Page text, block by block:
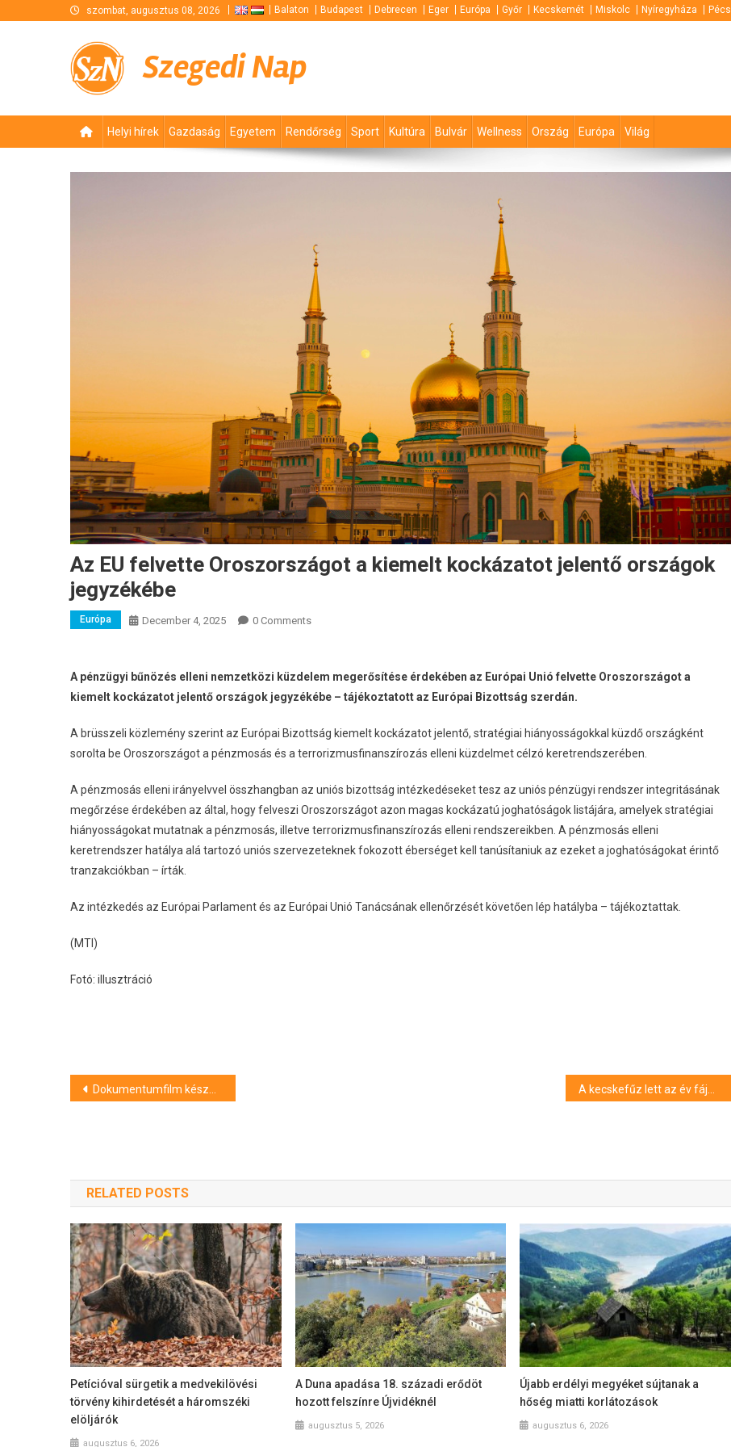
szombat, augusztus 08, 2026 Balaton Budapest Debrecen Eger Európa Győr Kecskemét Miskolc Nyíregyháza Pécs
Szegedi Nap
Helyi hírek Gazdaság Egyetem Rendőrség Sport Kultúra Bulvár Wellness Ország Európa Világ
Az EU felvette Oroszországot a kiemelt kockázatot jelentő országok
jegyzékébe
Európa December 4, 2025 0 Comments
A pénzügyi bűnözés elleni nemzetközi küzdelem megerősítése érdekében az Európai Unió felvette Oroszországot a
kiemelt kockázatot jelentő országok jegyzékébe – tájékoztatott az Európai Bizottság szerdán.
A brüsszeli közlemény szerint az Európai Bizottság kiemelt kockázatot jelentő, stratégiai hiányosságokkal küzdő országként
sorolta be Oroszországot a pénzmosás és a terrorizmusfinanszírozás elleni küzdelmet célzó keretrendszerében.
A pénzmosás elleni irányelvvel összhangban az uniós bizottság intézkedéseket tesz az uniós pénzügyi rendszer integritásának
megőrzése érdekében az által, hogy felveszi Oroszországot azon magas kockázatú joghatóságok listájára, amelyek stratégiai
hiányosságokat mutatnak a pénzmosás, illetve terrorizmusfinanszírozás elleni rendszereikben. A pénzmosás elleni
keretrendszer hatálya alá tartozó uniós szervezeteknek fokozott éberséget kell tanúsítaniuk az ezeket a joghatóságokat érintő
tranzakciókban – írták.
Az intézkedés az Európai Parlament és az Európai Unió Tanácsának ellenőrzését követően lép hatályba – tájékoztattak.
(MTI)
Fotó: illusztráció
Bejegyzés
Dokumentumfilm készül Curtisről az NFI támogatásával
RELATED POSTS
Petícióval sürgetik a medvekilövési
törvény kihirdetését a háromszéki
elöljárók
augusztus 6, 2026
A Duna apadása 18. századi erődöt
hozott felszínre Újvidéknél
augusztus 5, 2026
Újabb erdélyi megyéket sújtanak a
hőség miatti korlátozások
augusztus 6, 2026